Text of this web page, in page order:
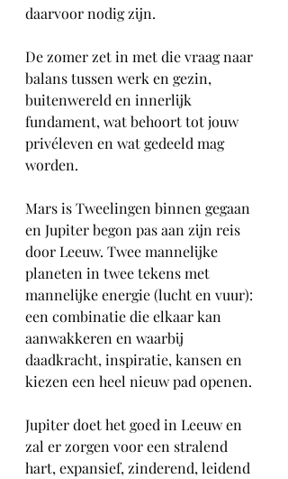
daarvoor nodig zijn.
De zomer zet in met die vraag naar
balans tussen werk en gezin,
buitenwereld en innerlijk
fundament, wat behoort tot jouw
privéleven en wat gedeeld mag
worden.
Mars is Tweelingen binnen gegaan
en Jupiter begon pas aan zijn reis
door Leeuw. Twee mannelijke
planeten in twee tekens met
mannelijke energie (lucht en vuur):
een combinatie die elkaar kan
aanwakkeren en waarbij
daadkracht, inspiratie, kansen en
kiezen een heel nieuw pad openen.
Jupiter doet het goed in Leeuw en
zal er zorgen voor een stralend
hart, expansief, zinderend, leidend